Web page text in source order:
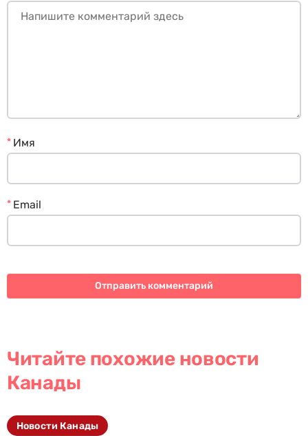
Имя
*
Email
*
Читайте похожие новости
Канады
Новости Канады